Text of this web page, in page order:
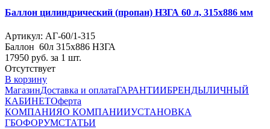
Баллон цилиндрический (пропан) НЗГА 60 л, 315х886 мм
Артикул: АГ-60/1-315
Баллон 60л 315х886 НЗГА
17950 руб. за 1 шт.
Отсутствует
В корзину
МагазинДоставка и оплатаГАРАНТИИБРЕНДЫЛИЧНЫЙ
КАБИНЕТОферта
КОМПАНИЯО КОМПАНИИУСТАНОВКА
ГБОФОРУМСТАТЬИ